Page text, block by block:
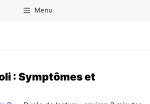
Menu
: Symptômes et